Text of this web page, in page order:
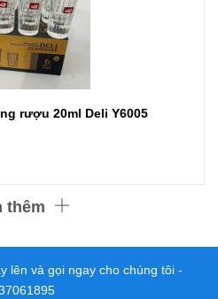
rượu 20ml Deli Y6005
thêm
lên và gọi ngay cho chúng tôi -